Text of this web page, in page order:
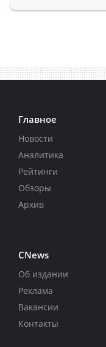
Главное
Новости
Аналитика
Рейтинги
Обзоры
Архив
CNews
Об издании
Реклама
Вакансии
Контакты